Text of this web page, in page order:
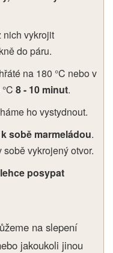
nich vykrojit
do páru.
na 180 °C nebo v
8 - 10 minut.
ho vystydnout.
sobě marmeládou.
vykrojený otvor.
posypat
na slepení
jakoukoli jinou